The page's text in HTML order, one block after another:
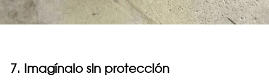
7. Imagínalo sin protección